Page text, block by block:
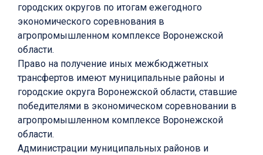
городских округов по итогам ежегодного
экономического соревнования в
агропромышленном комплексе Воронежской
области.
Право на получение иных межбюджетных
трансфертов имеют муниципальные районы и
городские округа Воронежской области, ставшие
победителями в экономическом соревновании в
агропромышленном комплексе Воронежской
области.
Администрации муниципальных районов и